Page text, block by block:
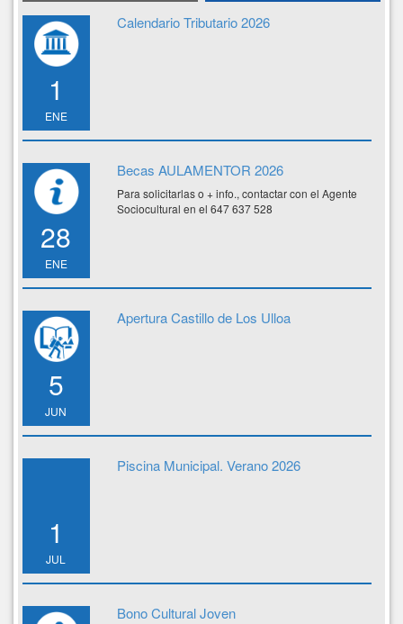
1
ENE
Calendario Tributario 2026
28
ENE
Becas AULAMENTOR 2026
Para solicitarlas o + info., contactar con el Agente
Sociocultural en el 647 637 528
5
JUN
Apertura Castillo de Los Ulloa
1
JUL
Piscina Municipal. Verano 2026
Bono Cultural Joven